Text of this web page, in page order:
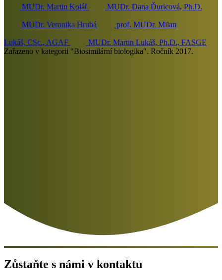
MUDr. Martin Kolář MUDr. Dana Ďuricová, Ph.D.
MUDr. Veronika Hrubá prof. MUDr. Milan
Lukáš, CSc., AGAF
MUDr. Martin Lukáš, Ph.D., FASGE
Zařazeno v kategorii "Biosimilární biologika". Ročník 2017.
Zůstaňte s námi v kontaktu